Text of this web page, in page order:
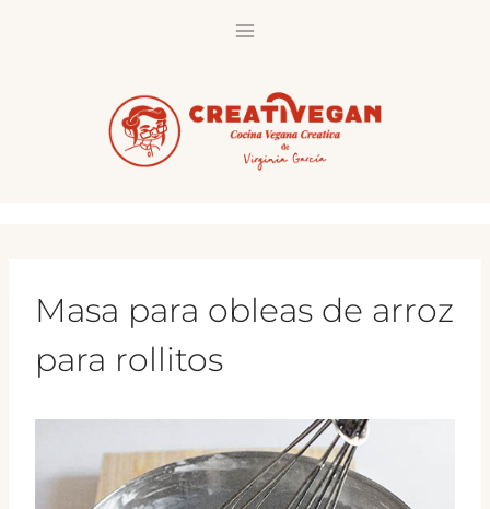
Masa para obleas de arroz
para rollitos